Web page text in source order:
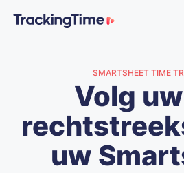
SMARTSHEET TIME
Volg
uw